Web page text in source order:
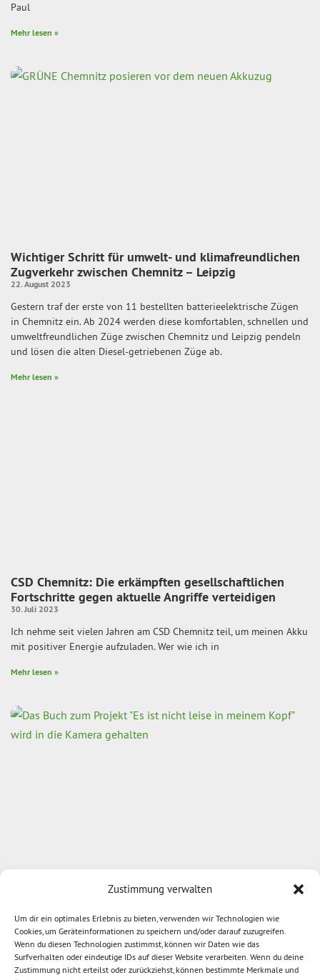
Zustimmung verwalten
Um dir ein optimales Erlebnis zu bieten, verwenden wir Technologien wie
Cookies, um Geräteinformationen zu speichern und/oder darauf zuzugreifen.
Wenn du diesen Technologien zustimmst, können wir Daten wie das
Surfverhalten oder eindeutige IDs auf dieser Website verarbeiten. Wenn du deine
Zustimmung nicht erteilst oder zurückziehst, können bestimmte Merkmale und
Paul
Mehr lesen »
Wichtiger Schritt für umwelt- und klimafreundlichen
Zugverkehr zwischen Chemnitz – Leipzig
22. August 2023
Gestern traf der erste von 11 bestellten batterieelektrische Zügen
in Chemnitz ein. Ab 2024 werden diese komfortablen, schnellen und
umweltfreundlichen Züge zwischen Chemnitz und Leipzig pendeln
und lösen die alten Diesel-getriebenen Züge ab.
Mehr lesen »
CSD Chemnitz: Die erkämpften gesellschaftlichen
Fortschritte gegen aktuelle Angriffe verteidigen
30. Juli 2023
Ich nehme seit vielen Jahren am CSD Chemnitz teil, um meinen Akku
mit positiver Energie aufzuladen. Wer wie ich in
Mehr lesen »
Erzgebirge – weltoffen, fremdenfreundlich und
hilfsbereit
14. Juli 2023
Fremdenfeindliche Aufmärsche gegen Unterkünfte für Geflüchtete,